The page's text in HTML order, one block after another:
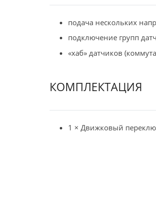
подача нескольких
подключение групп
«хаб» датчиков
КОМПЛЕКТАЦИЯ
1 × Движковый